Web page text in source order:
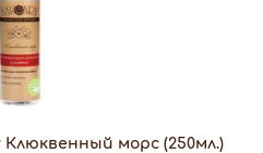
Клюквенный морс (250мл.)